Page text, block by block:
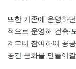
또한 기존에 운영하
적으로 운영해 건축·
계부터 참여하여 공
공간 문화를 만들어